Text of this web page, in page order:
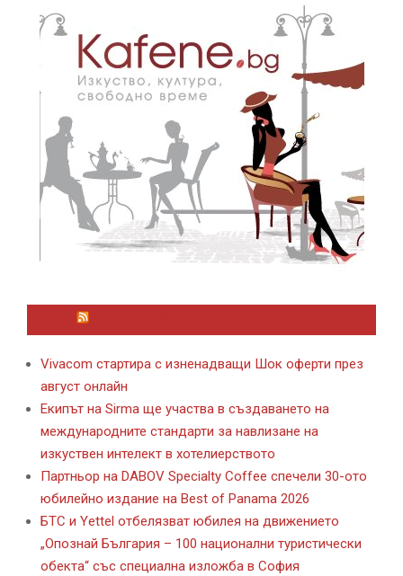
Vivacom стартира с изненадващи Шок оферти през
август онлайн
Екипът на Sirma ще участва в създаването на
международните стандарти за навлизане на
изкуствен интелект в хотелиерството
Партньор на DABOV Specialty Coffee спечели 30-ото
юбилейно издание на Best of Panama 2026
БТС и Yettel отбелязват юбилея на движението
„Опознай България – 100 национални туристически
обекта“ със специална изложба в София